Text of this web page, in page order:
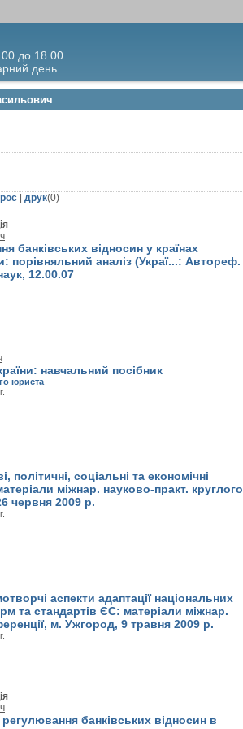
до 18.00
день
друк(0)
банківських відносин у країнах
порівняльний аналіз (Украї...: Автореф.
12.00.07
навчальний посібник
юриста
політичні, соціальні та економічні
міжнар. науково-практ. круглого
червня 2009 р.
аспекти адаптації національних
та стандартів ЄС: матеріали міжнар.
м. Ужгород, 9 травня 2009 р.
банківських відносин в